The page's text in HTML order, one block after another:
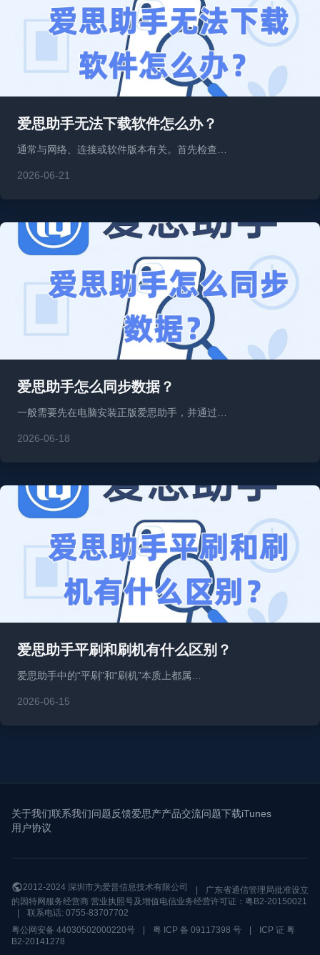
爱思助手无法下载软件怎么办？
通常与网络、连接或软件版本有关。首先检查…
2026-06-21
爱思助手怎么同步数据？
一般需要先在电脑安装正版爱思助手，并通过…
2026-06-18
爱思助手平刷和刷机有什么区别？
爱思助手中的“平刷”和“刷机”本质上都属…
2026-06-15
关于我们联系我们问题反馈爱思产产品交流问题下载iTunes
用户协议
2012-2024 深圳市为爱普信息技术有限公司
广东省通信管理局批准设立
的因特网服务经营商 营业执照号及增值电信业务经营许可证：粤B2-20150021
联系电话: 0755-83707702
粤公网安备 44030502000220号
粤 ICP 备 09117398 号
ICP 证 粤
B2-20141278